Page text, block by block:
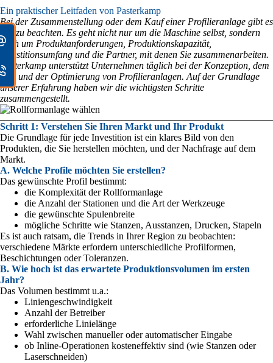
Ein praktischer Leitfaden von Pasterkamp
Bei der Zusammenstellung oder dem Kauf einer Profilieranlage gibt es
viel zu beachten. Es geht nicht nur um die Maschine selbst, sondern
auch um Produktanforderungen, Produktionskapazität,
Investitionsumfang und die Partner, mit denen Sie zusammenarbeiten.
Pasterkamp unterstützt Unternehmen täglich bei der Konzeption, dem
Bau und der Optimierung von Profilieranlagen. Auf der Grundlage
unserer Erfahrung haben wir die wichtigsten Schritte
zusammengestellt.
Schritt 1: Verstehen Sie Ihren Markt und Ihr Produkt
Die Grundlage für jede Investition ist ein klares Bild von den
Produkten, die Sie herstellen möchten, und der Nachfrage auf dem
Markt.
A. Welche Profile möchten Sie erstellen?
Das gewünschte Profil bestimmt:
die Komplexität der Rollformanlage
die Anzahl der Stationen und die Art der Werkzeuge
die gewünschte Spulenbreite
mögliche Schritte wie Stanzen, Ausstanzen, Drucken, Stapeln
Es ist auch ratsam, die Trends in Ihrer Region zu beobachten:
verschiedene Märkte erfordern unterschiedliche Profilformen,
Beschichtungen oder Toleranzen.
B. Wie hoch ist das erwartete Produktionsvolumen im ersten
Jahr?
Das Volumen bestimmt u.a.:
Liniengeschwindigkeit
Anzahl der Betreiber
erforderliche Linielänge
Wahl zwischen manueller oder automatischer Eingabe
ob Inline-Operationen kosteneffektiv sind (wie Stanzen oder
Laserschneiden)